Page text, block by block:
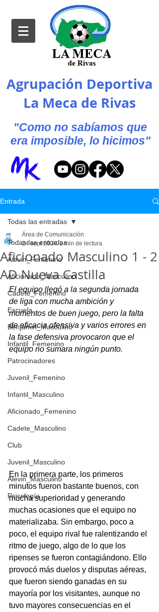
Agrupación Deportiva
La Meca de Rivas
"Como no sabíamos que
era imposible, lo hicimos"
Entrada
Todas las entradas
Alevin_Femenino
Aficionado_Masculino
Cadete_Femenino
Escuela
Benjamin_Masculino
Infantil_Femenino
Patrocinadores
Juvenil_Femenino
Infantil_Masculino
Aficionado_Femenino
Cadete_Masculino
Club
Juvenil_Masculino
Alevin_Masculino
Psicología
Todas las entradas
Aficionado Masculino 1 - 2
AD Nueva Castilla
Área de Comunicación
24 sept 2024 1 min de lectura
El equipo llegó a la segunda jornada
de liga con mucha ambición y
momentos de buen juego, pero la falta
de eficacia ofensiva y varios errores en
la fase defensiva provocaron que el
equipo no sumara ningún punto.
En la primera parte, los primeros
minutos fueron bastante buenos, con
mucha superioridad y generando
muchas ocasiones que el equipo no
materializaba. Sin embargo, poco a
poco, el equipo rival fue ralentizando el
ritmo de juego, algo de lo que los
ripenses se fueron contagiándono. Ello
provocó más duelos y disputas aéreas,
que fueron siendo ganadas en su
mayoría por los visitantes, aunque no
tuvo mayores consecuencias en el